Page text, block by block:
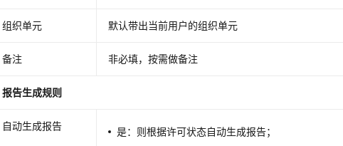
组织单元 默认带出当前用户的组织单元
备注 非必填，按需做备注
报告生成规则
自动生成报告
是：则根据许可状态自动生成报告；